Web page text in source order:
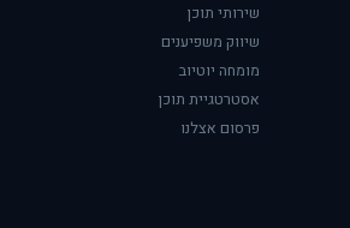
שירותי תוכן
שיווק משפיענים
מומחה יוטיוב
אסטרטגיית תוכן
פרסום אצלנו